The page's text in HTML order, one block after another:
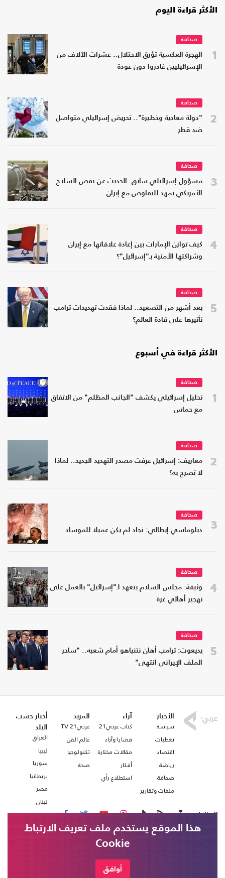
الأكثر قراءة اليوم
1
صحافة
الهجرة العكسية تؤرق الاحتلال.. عشرات الآلاف من
الإسرائيليين غادروا دون عودة
2
صحافة
"دولة معادية وخطيرة".. تحريض إسرائيلي متواصل
ضد قطر
3
صحافة
مسؤول إسرائيلي سابق: الحديث عن نقص السلاح
الأمريكي يمهد للتفاوض مع إيران
4
صحافة
كيف توازن الإمارات بين إعادة علاقاتها مع إيران
وشراكتها الأمنية بـ"إسرائيل"؟
5
صحافة
بعد أشهر من التصعيد.. لماذا فقدت تهديدات ترامب
تأثيرها على قادة العالم؟
الأكثر قراءة في أسبوع
1
صحافة
تحليل إسرائيلي يكشف "الجانب المظلم" من الاتفاق
مع حماس
2
صحافة
معاريف: إسرائيل عرفت مصدر التهديد الجديد.. لماذا
لا تصرح به؟
3
صحافة
دبلوماسي إيطالي: نجاد لم يكن عميلا للموساد
4
صحافة
وثيقة: مجلس السلام يتعهد لـ"إسرائيل" بالعمل على
تهجير أهالي غزة
5
صحافة
يديعوت: ترامب أهان نتنياهو أمام شعبه.. "ساحر
الملف الإيراني انتهى"
الأخبار
سياسة
تغطيات
اقتصاد
رياضة
صحافة
ملفات وتقارير
آراء
كتاب عربي21
قضايا وآراء
مقالات مختارة
أفكار
استطلاع رأي
المزيد
عربي21 TV
عالم الفن
تكنولوجيا
صحة
أخبار حسب
البلد
العراق
ليبيا
سوريا
بريطانيا
مصر
لبنان
تابعنا على
هذا الموقع يستخدم ملف تعريف الارتباط
Cookie
أوافق